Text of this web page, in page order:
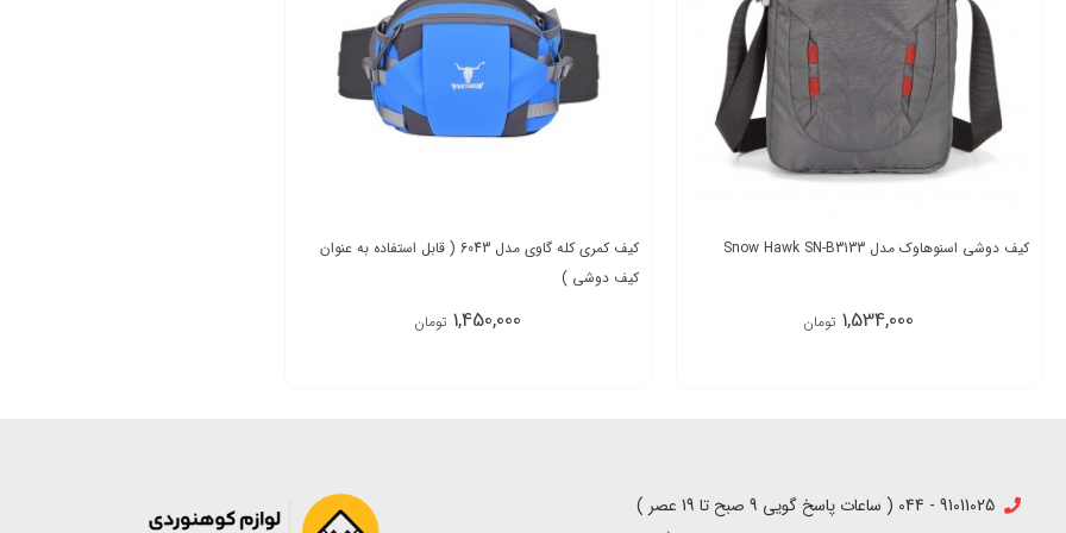
کیف دوشی اسنوهاوک مدل Snow Hawk SN-B3133
1,534,000 تومان
کیف کمری کله گاوی مدل 6043 ( قابل استفاده به عنوان
کیف دوشی )
1,450,000 تومان
91011025 - 044 ( ساعات پاسخ گویی 9 صبح تا 19 عصر )